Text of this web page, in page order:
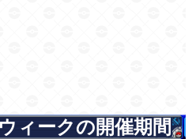
ィークの開催期間